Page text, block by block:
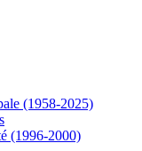
(1958-2025)
(1996-2000)